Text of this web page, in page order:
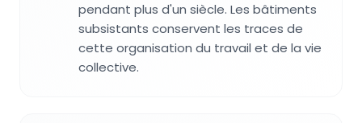
pendant plus d'un siècle. Les bâtiments
subsistants conservent les traces de
cette organisation du travail et de la vie
collective.